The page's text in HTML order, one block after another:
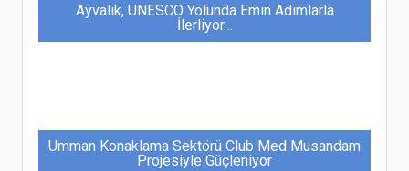
Ayvalık, UNESCO Yolunda Emin Adımlarla
İlerliyor…
Umman Konaklama Sektörü Club Med Musandam
Projesiyle Güçleniyor